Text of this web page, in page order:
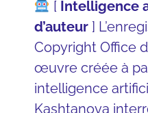
[ Intelligence
d’auteur ]
Copyright Office
œuvre créée à
intelligence
Kashtanova